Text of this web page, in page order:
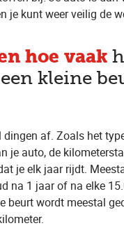
je kunt weer veilig de
hoe vaak
kleine
dingen af. Zoals het
je auto, de
je elk jaar rijdt.
na 1 jaar of na elke
beurt wordt meestal